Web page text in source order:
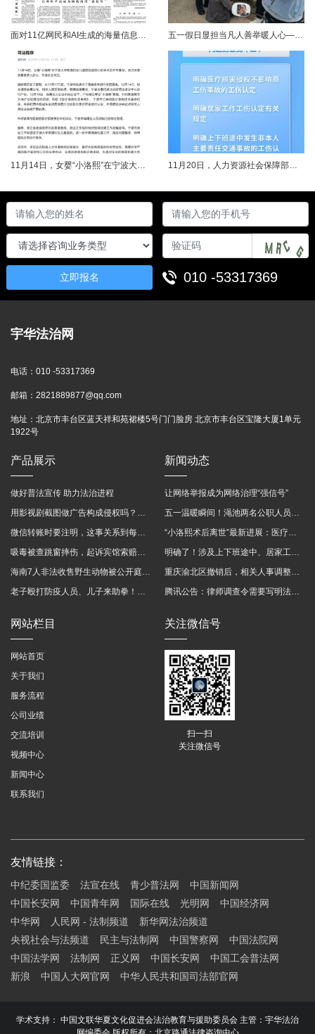
面对11亿网民和AI生成的海量信息，如何更有效地打击色情、赌博、侵权、谣言等不良信息，确保网民的安全感和获得感持续“在线”？对这一网络治理之问，网信部门给出了清晰答案：用好网络举报这一关键抓手，推动“被动受理”转向“主动共治”，让群众监督的“微光”汇聚成净化网络生态的“洪流”。网络空间点多、线长、面广，平台规则再严密，监管部门再“给力”，也会有偶尔覆盖不到的角落。然而，在人民群众的敏锐感知面前，不...... 五一假日显担当凡人善举暖人心——渑池两名公职人员路遇车祸紧急施救2026年5月2日，五一假期期间，渑池县林业局职工范文杰、城管局职工关磊途经洛宁县景阳镇孙洞村时，偶遇一起交通事故。现场汽车与电动车相撞，骑行车主倒地受伤、头部流血，情况十分危急。危急时刻，二人毫不犹豫靠边停车，迅速上前查看伤情、安抚伤者，现场设置警戒防范二次事故，同步拨打120、110并联系伤者家属，全程坚守陪护、有序处置。直至家属......
立即报名 010 -53317369
宇华法治网
电话： 010 -53317369
邮箱： 2821889877@qq.com
地址： 北京市丰台区蓝天祥和苑裙楼5号门门脸房 北京市丰台区宝隆大厦1单元
1922号
产品展示
做好普法宣传 助力法治进程
用影视剧截图做广告构成侵权吗？法院这样判
微信转账时要注明，这事关系到每个人……
吸毒被查跳窗摔伤，起诉宾馆索赔，法院这样判！
海南7人非法收售野生动物被公开庭审 涉案金额2100多万
老子殴打防疫人员、儿子来助拳！均被判刑
新闻动态
让网络举报成为网络治理“强信号”
五一温暖瞬间！渑池两名公职人员，路遇车祸挺身而出
“小洛熙术后离世”最新进展：医疗事故鉴定已启动
明确了！涉及上下班途中、居家工作等，这些情形可认定工伤→
重庆渝北区撤销后，相关人事调整再披露
腾讯公告：律师调查令需要写明法官手机号，2025年12月31日后施行
网站栏目
网站首页
关于我们
服务流程
公司业绩
交流培训
视频中心
新闻中心
联系我们
关注微信号
扫一扫
关注微信号
友情链接：
中纪委国监委 法宣在线 青少普法网
中国新闻网
中国长安网
中国青年网 国际在线 光明网
中国经济网
中华网
人民网 - 法制频道
新华网法治频道
央视社会与法频道
民主与法制网 中国警察网
中国法院网
中国法学网
法制网 正义网 中国长安网
中国工会普法网
新浪
中国人大网官网 中华人民共和国司法部官网
学术支持： 中国文联华夏文化促进会法治教育与援助委员会 主管：宇华法治